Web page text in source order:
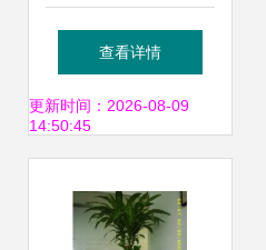
机 武汉专业绿植租
赁服务全解析
查看详情
更新时间：2026-08-09
14:50:45